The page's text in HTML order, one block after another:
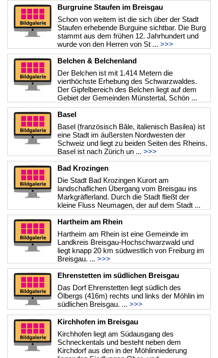
Burgruine Staufen im Breisgau
Schon von weitem ist die sich über der Stadt
Staufen erhebende Burguine sichtbar. Die Burg
stammt aus dem frühen 12. Jahrhundert und
wurde von den Herren von St ... >>>
Belchen & Belchenland
Der Belchen ist mit 1.414 Metern die
vierthöchste Erhebung des Schwarzwaldes.
Der Gipfelbereich des Belchen liegt auf dem
Gebiet der Gemeinden Münstertal, Schön ...
>>>
Basel
Basel (französisch Bâle, italienisch Basilea) ist
eine Stadt im äußersten Nordwesten der
Schweiz und liegt zu beiden Seiten des Rheins.
Basel ist nach Zürich un ... >>>
Bad Krozingen
Die Stadt Bad Krozingen Kurort am
landschaflichen Übergang vom Breisgau ins
Markgräflerland. Durch die Stadt fließt der
kleine Fluss Neumagen, der auf dem Stadt ...
>>>
Hartheim am Rhein
Hartheim am Rhein ist eine Gemeinde im
Landkreis Breisgau-Hochschwarzwald und
liegt knapp 20 km südwestlich von Freiburg im
Breisgau. ... >>>
Ehrenstetten im südlichen Breisgau
Das Dorf Ehrenstetten liegt südlich des
Ölbergs (416m) rechts und links der Möhlin im
südlichen Breisgau. ... >>>
Kirchhofen im Breisgau
Kirchhofen liegt am Südausgang des
Schneckentals und besteht neben dem
Kirchdorf aus den in der Möhlinniederung